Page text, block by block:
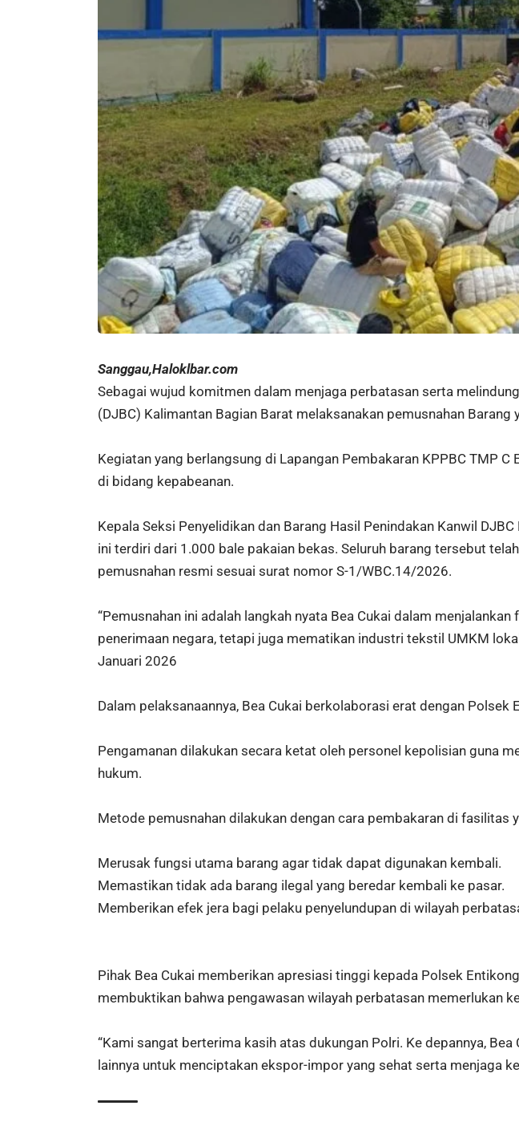
Sanggau,Haloklbar.com
Sebagai wujud komitmen dalam menjaga perbatasan serta
(DJBC) Kalimantan Bagian Barat melaksanakan pemusnahan
Kegiatan yang berlangsung di Lapangan Pembakaran KPPBC TMP
di bidang kepabeanan.
Kepala Seksi Penyelidikan dan Barang Hasil Penindakan Kanwil
ini terdiri dari 1.000 bale pakaian bekas. Seluruh barang tersebut
pemusnahan resmi sesuai surat nomor S-1/WBC.14/2026.
“Pemusnahan ini adalah langkah nyata Bea Cukai dalam
penerimaan negara, tetapi juga mematikan industri tekstil UMKM
Januari 2026
Dalam pelaksanaannya, Bea Cukai berkolaborasi erat dengan
Pengamanan dilakukan secara ketat oleh personel kepolisian guna
hukum.
Metode pemusnahan dilakukan dengan cara pembakaran di fasilitas
Merusak fungsi utama barang agar tidak dapat digunakan kembali.
Memastikan tidak ada barang ilegal yang beredar kembali ke pasar.
Memberikan efek jera bagi pelaku penyelundupan di wilayah
Pihak Bea Cukai memberikan apresiasi tinggi kepada Polsek
membuktikan bahwa pengawasan wilayah perbatasan memerlukan
“Kami sangat berterima kasih atas dukungan Polri. Ke depannya,
lainnya untuk menciptakan ekspor-impor yang sehat serta menjaga